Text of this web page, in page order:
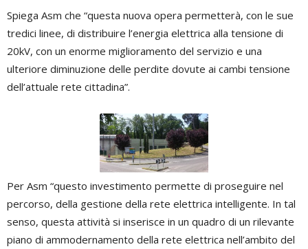
Spiega Asm che “questa nuova opera permetterà, con le sue
tredici linee, di distribuire l’energia elettrica alla tensione di
20kV, con un enorme miglioramento del servizio e una
ulteriore diminuzione delle perdite dovute ai cambi tensione
dell’attuale rete cittadina”.
Per Asm “questo investimento permette di proseguire nel
percorso, della gestione della rete elettrica intelligente. In tal
senso, questa attività si inserisce in un quadro di un rilevante
piano di ammodernamento della rete elettrica nell’ambito del